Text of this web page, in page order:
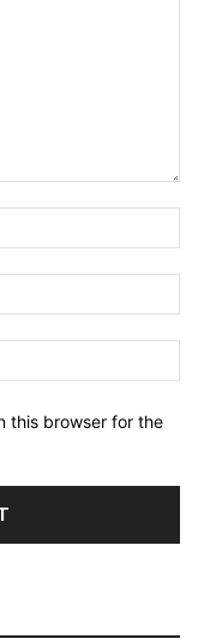
this browser for the